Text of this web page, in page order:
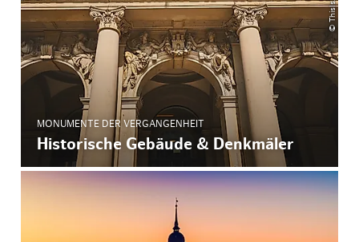
MONUMENTE DER VERGANGENHEIT
Historische Gebäude & Denkmäler